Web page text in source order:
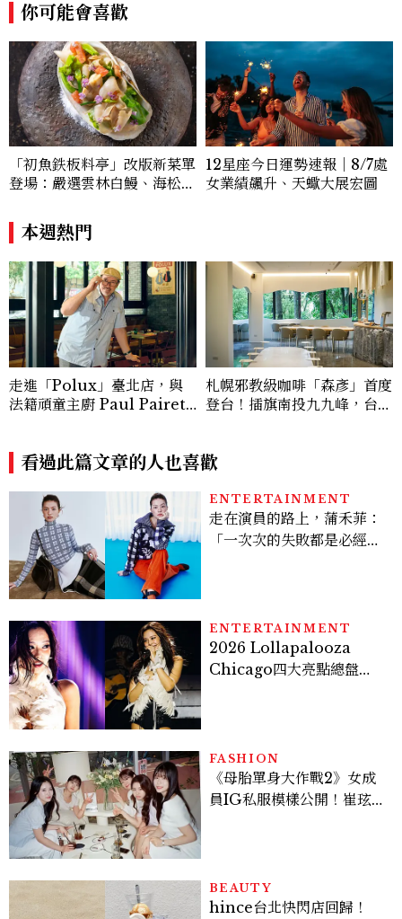
你可能會喜歡
「初魚鉄板料亭」改版新菜單
登場：嚴選雲林白鰻、海松貝
級優惠
12星座今日運勢速報｜8/7處
女業績飆升、天蠍大展宏圖
本週熱門
走進「Polux」臺北店，與
法籍頑童主廚 Paul Pairet
札幌邪教級咖啡「森彥」首度
登台！插旗南投九九峰，台灣
看過此篇文章的人也喜歡
ENTERTAINMENT
走在演員的路上，蒲禾菲：
「一次次的失敗都是必經過
ENTERTAINMENT
2026 Lollapalooza
Chicago四大亮點總盤
FASHION
《母胎單身大作戰2》女成
員IG私服模樣公開！崔玹諝
BEAUTY
hince台北快閃店回歸！